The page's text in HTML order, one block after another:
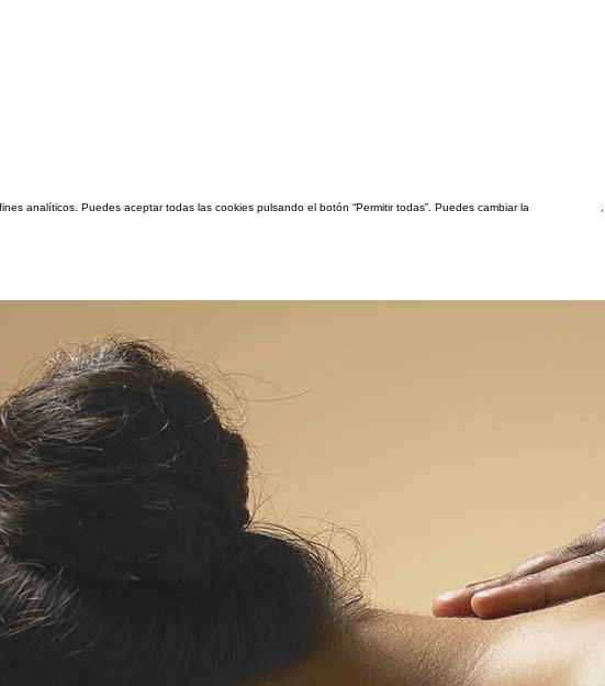
analíticos. Puedes aceptar todas las cookies pulsando el botón “Permitir todas”. Puedes cambiar la